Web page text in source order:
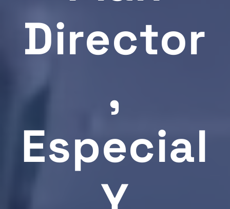
Director
,
Especial